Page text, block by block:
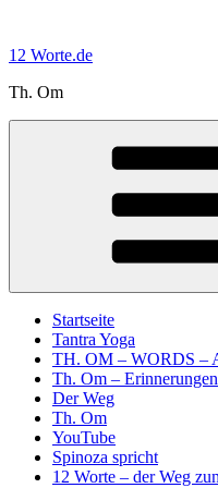
springen
12 Worte.de
Th. Om
Startseite
Tantra Yoga
TH. OM – WORDS –
Th. Om – Erinnerungen
Der Weg
Th. Om
YouTube
Spinoza spricht
12 Worte – der Weg